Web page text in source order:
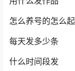
怎么养号的怎么
每天发多少条
什么时间段发